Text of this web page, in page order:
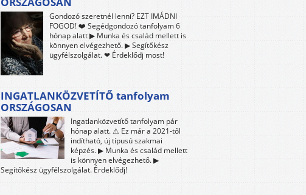
Gondozó szeretnél lenni? EZT IMÁDNI
FOGOD! ❤️ Segédgondozó tanfolyam 6
hónap alatt ▶ Munka és család mellett is
könnyen elvégezhető. ▶ Segítőkész
ügyfélszolgálat. ❤ Érdeklődj most!
INGATLANKÖZVETÍTŐ tanfolyam
ORSZÁGOSAN
Ingatlanközvetítő tanfolyam pár
hónap alatt. ⚠ Ez már a 2021-től
indítható, új típusú szakmai
képzés. ▶ Munka és család mellett
is könnyen elvégezhető. ▶
Segítőkész ügyfélszolgálat. Érdeklődj!